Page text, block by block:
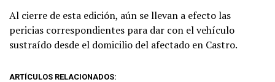
Al cierre de esta edición, aún se llevan a efecto las
pericias correspondientes para dar con el vehículo
sustraído desde el domicilio del afectado en Castro.
ARTÍCULOS RELACIONADOS: